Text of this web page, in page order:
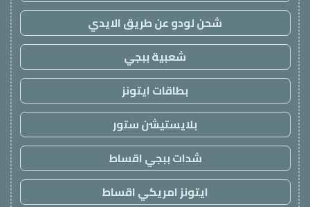
شحن لودو عن طريق الايدي
شعبية ببجي
بطاقات ايتونز
بلايستيشن ستور
شدات ببجي اقساط
ايتونز امريكي اقساط